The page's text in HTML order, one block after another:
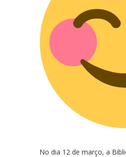
No dia 12 de março, a